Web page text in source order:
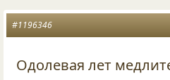
#1196346
Одолевая лет